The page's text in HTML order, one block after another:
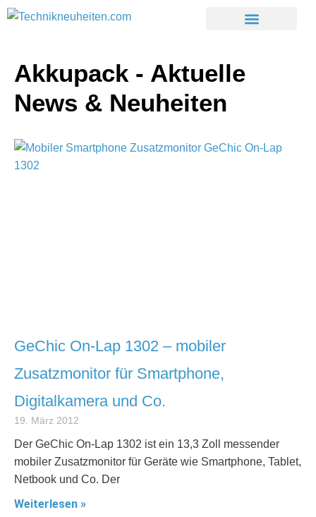
Akkupack - Aktuelle
News & Neuheiten
GeChic On-Lap 1302 – mobiler
Zusatzmonitor für Smartphone,
Digitalkamera und Co.
19. März 2012
Der GeChic On-Lap 1302 ist ein 13,3 Zoll messender
mobiler Zusatzmonitor für Geräte wie Smartphone, Tablet,
Netbook und Co. Der
Weiterlesen »